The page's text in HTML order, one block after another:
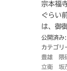
宗本福
ぐらい
は、御
公開済
カテゴリ
豊雄 隈
立衛 坂